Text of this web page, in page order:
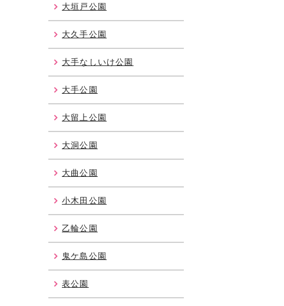
大垣戸公園
大久手公園
大手なしいけ公園
大手公園
大留上公園
大洞公園
大曲公園
小木田公園
乙輪公園
鬼ケ島公園
表公園